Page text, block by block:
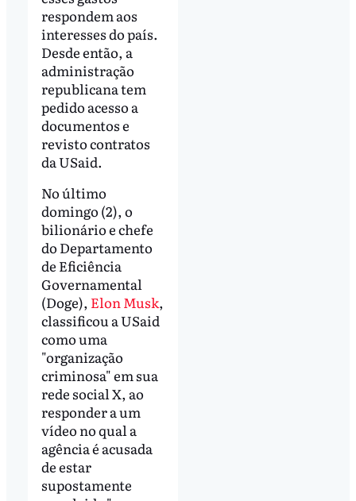
respondem aos
interesses do país.
Desde então, a
administração
republicana tem
pedido acesso a
documentos e
revisto contratos
da USaid.
No último
domingo (2), o
bilionário e chefe
do Departamento
de Eficiência
Governamental
(Doge), Elon Musk,
classificou a USaid
como uma
"organização
criminosa" em sua
rede social X, ao
responder a um
vídeo no qual a
agência é acusada
de estar
supostamente